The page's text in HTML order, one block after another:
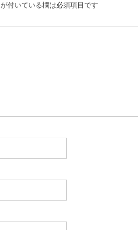
が付いている欄は必須項目です